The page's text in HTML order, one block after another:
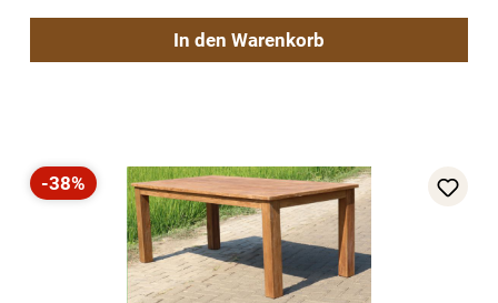
In den Warenkorb
Rabatt
-38%